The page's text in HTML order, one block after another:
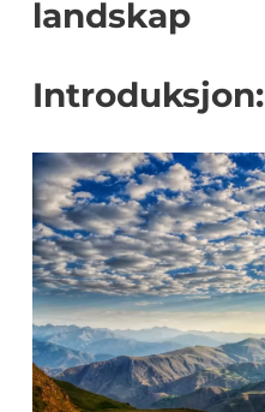
landskap
Introduksjon: